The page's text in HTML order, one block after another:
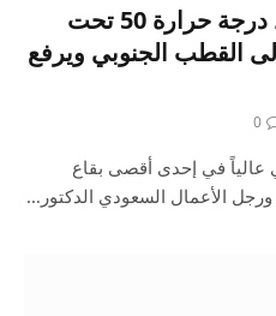
بعد رحلة أُسبوعين وسط درجة حرارة 50 تحت
القطب الجنوبي ويرفع
0
في إحدى أقصى بقاع
ورجل الأعمال السعودي الدكتور…